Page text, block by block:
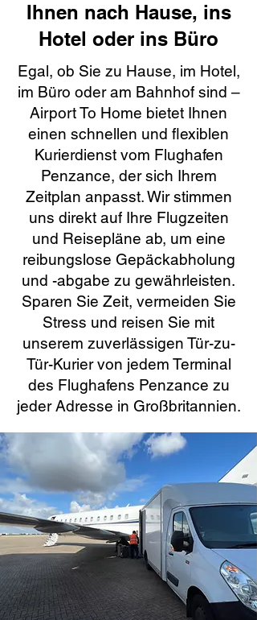
Ihnen nach Hause, ins
Hotel oder ins Büro
Egal, ob Sie zu Hause, im Hotel,
im Büro oder am Bahnhof sind –
Airport To Home bietet Ihnen
einen schnellen und flexiblen
Kurierdienst vom Flughafen
Penzance, der sich Ihrem
Zeitplan anpasst. Wir stimmen
uns direkt auf Ihre Flugzeiten
und Reisepläne ab, um eine
reibungslose Gepäckabholung
und -abgabe zu gewährleisten.
Sparen Sie Zeit, vermeiden Sie
Stress und reisen Sie mit
unserem zuverlässigen Tür-zu-
Tür-Kurier von jedem Terminal
des Flughafens Penzance zu
jeder Adresse in Großbritannien.